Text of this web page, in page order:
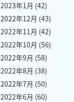
2023年1月 (42)
2022年12月 (43)
2022年11月 (42)
2022年10月 (56)
2022年9月 (58)
2022年8月 (38)
2022年7月 (50)
2022年6月 (60)